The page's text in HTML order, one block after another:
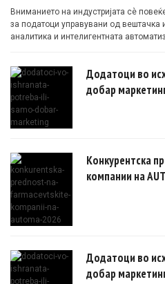
Вниманието на индустријата сè
за податоци управувани од вештачка
аналитика и интелигентната
Додатоци во
добар
Конкурентска
компании на
Додатоци во
добар